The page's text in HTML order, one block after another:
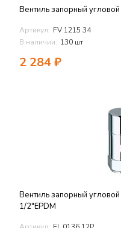
Вентиль запорный
Артикул: FV 1215 34
В наличии: 130 шт
2 284₽
Вентиль запорный
1/2"EPDM